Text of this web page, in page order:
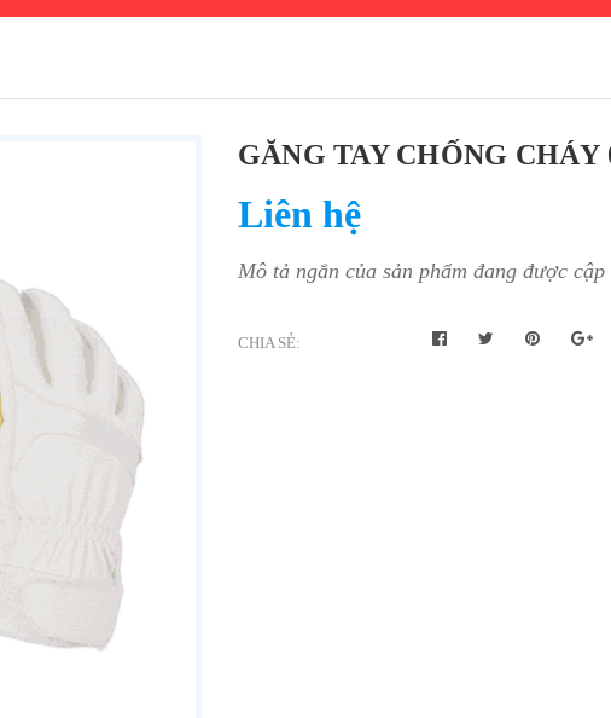
GĂNG TAY CHỐNG CHÁY
Liên hệ
Mô tả ngắn của sản phẩm đang được cập
CHIA SẺ: